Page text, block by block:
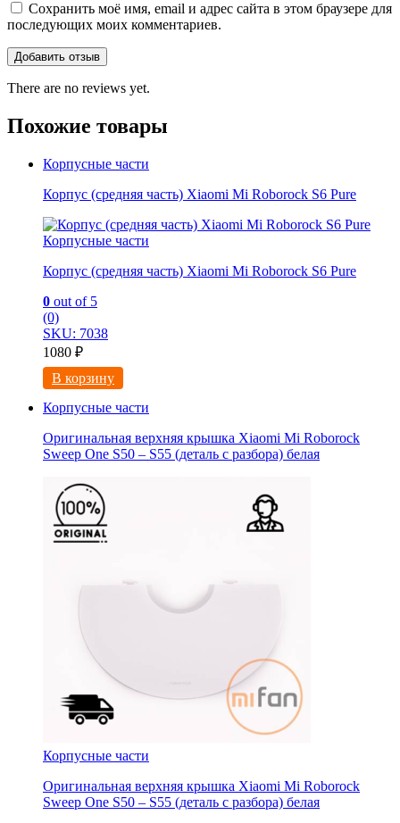
Сохранить моё имя, email и адрес сайта в этом браузере для
последующих моих комментариев.
There are no reviews yet.
Похожие товары
Корпусные части
Корпус (средняя часть) Xiaomi Mi Roborock S6 Pure
Корпусные части
Корпус (средняя часть) Xiaomi Mi Roborock S6 Pure
0 out of 5
(0)
SKU: 7038
1080 ₽
В корзину
Корпусные части
Оригинальная верхняя крышка Xiaomi Mi Roborock
Sweep One S50 – S55 (деталь с разбора) белая
Корпусные части
Оригинальная верхняя крышка Xiaomi Mi Roborock
Sweep One S50 – S55 (деталь с разбора) белая